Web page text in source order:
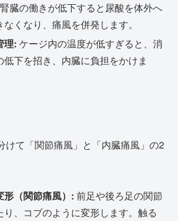
腎臓の働きが低下すると尿酸を体外へ
くなり、痛風を併発します。
理: ケージ内の温度が低すぎると、消
下を招き、内臓に負担をかけま
けて「関節痛風」と「内臓痛風」の2
形（関節痛風）: 前足や後ろ足の関節
り、コブのように変形します。触る